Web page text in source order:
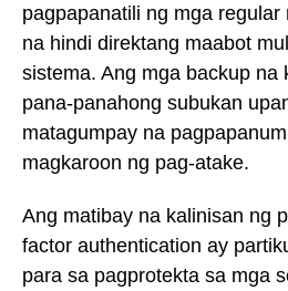
pagpapanatili ng mga
na hindi direktang maabot
sistema. Ang mga backup na
pana-panahong subukan
matagumpay na
magkaroon ng pag-atake.
Ang matibay na kalinisan ng
factor authentication ay
para sa pagprotekta sa mga